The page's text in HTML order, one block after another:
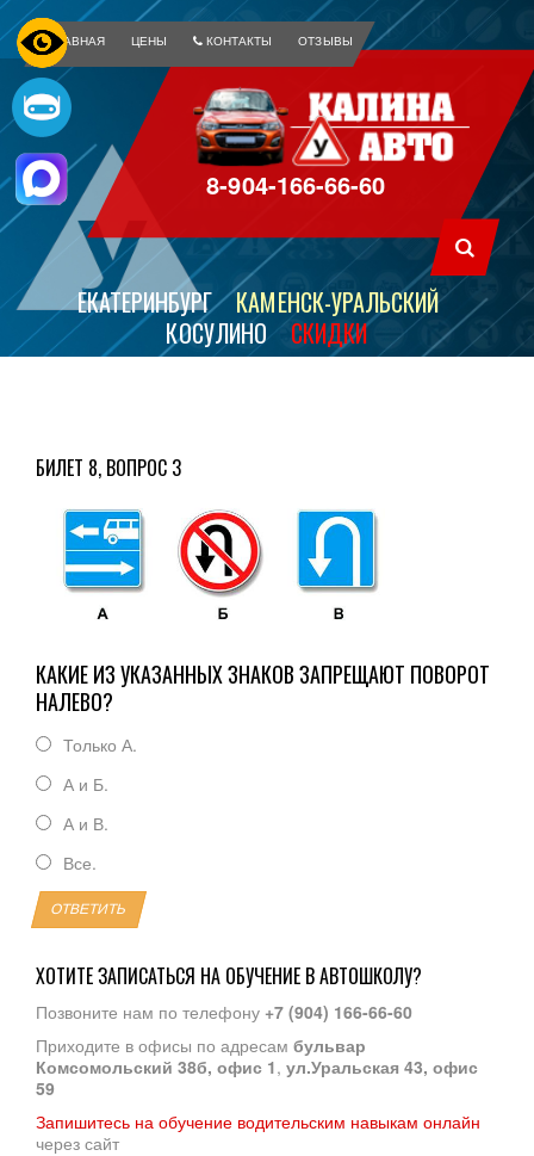
ГЛАВНАЯ ЦЕНЫ КОНТАКТЫ ОТЗЫВЫ
8-904-166-66-60
ЕКАТЕРИНБУРГ
КАМЕНСК-УРАЛЬСКИЙ
КОСУЛИНО
СКИДКИ
БИЛЕТ 8, ВОПРОС 3
КАКИЕ ИЗ УКАЗАННЫХ ЗНАКОВ ЗАПРЕЩАЮТ ПОВОРОТ
НАЛЕВО?
Только А.
А и Б.
А и В.
Все.
ОТВЕТИТЬ
ХОТИТЕ ЗАПИСАТЬСЯ НА ОБУЧЕНИЕ В АВТОШКОЛУ?
Позвоните нам по телефону +7 (904) 166-66-60
Приходите в офисы по адресам бульвар
Комсомольский 38б, офис 1, ул.Уральская 43, офис
59
Запишитесь на обучение водительским навыкам онлайн
через сайт